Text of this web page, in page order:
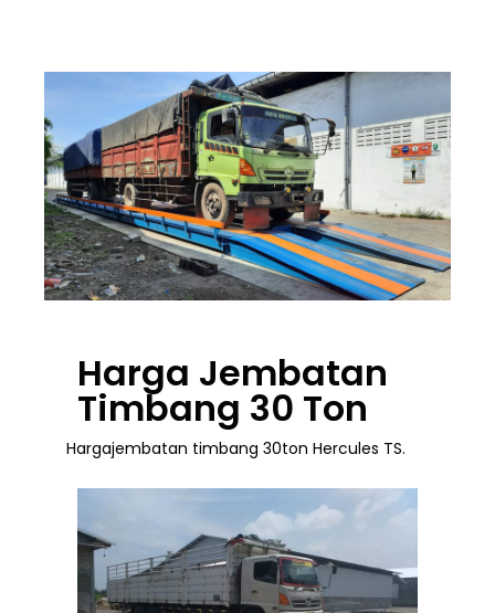
Harga Jembatan
Timbang 30 Ton
Hargajembatan timbang 30ton Hercules TS.